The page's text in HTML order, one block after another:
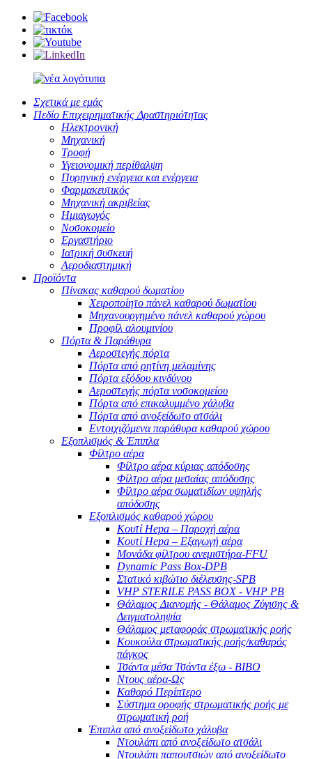
Σχετικά με εμάς
Πεδίο Επιχειρηματικής Δραστηριότητας
Ηλεκτρονική
Μηχανική
Τροφή
Υγειονομική περίθαλψη
Πυρηνική ενέργεια και ενέργεια
Φαρμακευτικός
Μηχανική ακριβείας
Ημιαγωγός
Νοσοκομείο
Εργαστήριο
Ιατρική συσκευή
Αεροδιαστημική
Προϊόντα
Πίνακας καθαρού δωματίου
Χειροποίητο πάνελ καθαρού δωματίου
Μηχανουργημένο πάνελ καθαρού χώρου
Προφίλ αλουμινίου
Πόρτα & Παράθυρα
Αεροστεγής πόρτα
Πόρτα από ρητίνη μελαμίνης
Πόρτα εξόδου κινδύνου
Αεροστεγής πόρτα νοσοκομείου
Πόρτα από επικαλυμμένο χάλυβα
Πόρτα από ανοξείδωτο ατσάλι
Εντοιχιζόμενα παράθυρα καθαρού χώρου
Εξοπλισμός & Έπιπλα
Φίλτρο αέρα
Φίλτρο αέρα κύριας απόδοσης
Φίλτρο αέρα μεσαίας απόδοσης
Φίλτρο αέρα σωματιδίων υψηλής
απόδοσης
Εξοπλισμός καθαρού χώρου
Κουτί Hepa – Παροχή αέρα
Κουτί Hepa – Εξαγωγή αέρα
Μονάδα φίλτρου ανεμιστήρα-FFU
Dynamic Pass Box-DPB
Στατικό κιβώτιο διέλευσης-SPB
VHP STERILE PASS BOX - VHP PB
Θάλαμος Διανομής - Θάλαμος Ζύγισης &
Δειγματοληψία
Θάλαμος μεταφοράς στρωματικής ροής
Κουκούλα στρωματικής ροής/καθαρός
πάγκος
Τσάντα μέσα Τσάντα έξω - BIBO
Ντους αέρα-Ως
Καθαρό Περίπτερο
Σύστημα οροφής στρωματικής ροής με
στρωματική ροή
Έπιπλα από ανοξείδωτο χάλυβα
Ντουλάπι από ανοξείδωτο ατσάλι
Ντουλάπι παπουτσιών από ανοξείδωτο